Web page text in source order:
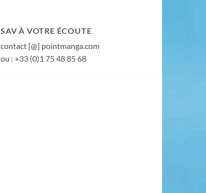
SAV À VOTRE ÉCOUTE
contact [@] pointmanga.com
ou : +33 (0)1 75 48 85 68